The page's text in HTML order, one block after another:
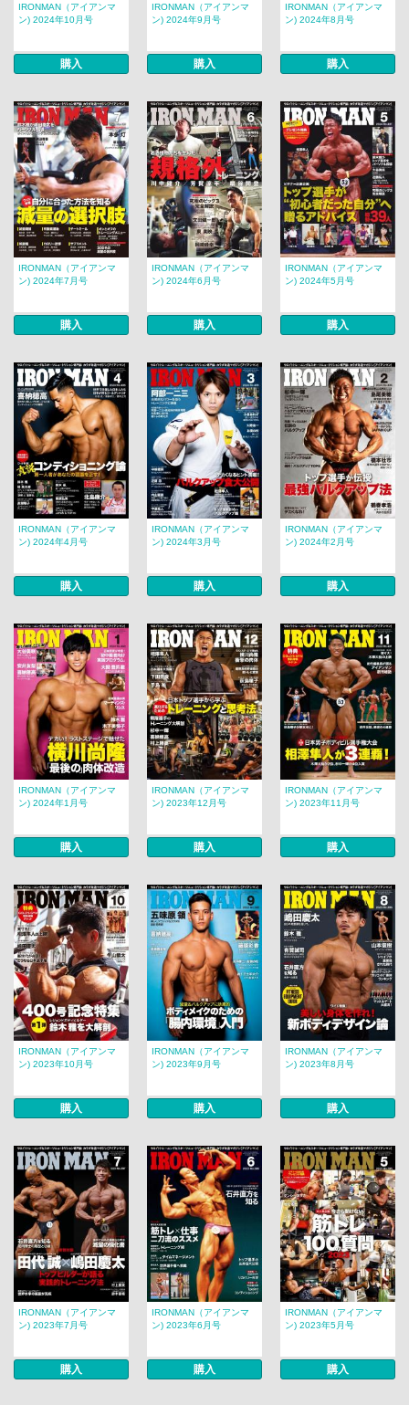
IRONMAN（アイアンマ
ン) 2024年10月号
購入
IRONMAN（アイアンマ
ン) 2024年9月号
購入
IRONMAN（アイアンマ
ン) 2024年8月号
購入
IRONMAN（アイアンマ
ン) 2024年7月号
購入
IRONMAN（アイアンマ
ン) 2024年6月号
購入
IRONMAN（アイアンマ
ン) 2024年5月号
購入
IRONMAN（アイアンマ
ン) 2024年4月号
購入
IRONMAN（アイアンマ
ン) 2024年3月号
購入
IRONMAN（アイアンマ
ン) 2024年2月号
購入
IRONMAN（アイアンマ
ン) 2024年1月号
購入
IRONMAN（アイアンマ
ン) 2023年12月号
購入
IRONMAN（アイアンマ
ン) 2023年11月号
購入
IRONMAN（アイアンマ
ン) 2023年10月号
購入
IRONMAN（アイアンマ
ン) 2023年9月号
購入
IRONMAN（アイアンマ
ン) 2023年8月号
購入
IRONMAN（アイアンマ
ン) 2023年7月号
購入
IRONMAN（アイアンマ
ン) 2023年6月号
購入
IRONMAN（アイアンマ
ン) 2023年5月号
購入